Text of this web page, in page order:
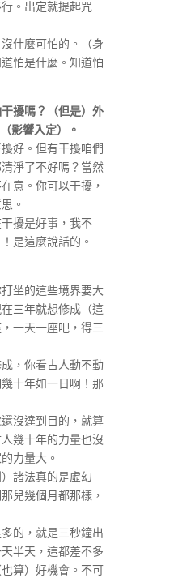
。出定就提起咒
什麼可怕的。（身
怕是什麼。知道怕
擾嗎？（但是）外
影響入定）。
好。但有干擾咱們
淨了不好嗎？當然
意。你可以干擾，
。
擾是好事，我不
是這麼說話的。
坐的這些境界要大
三年就想修成（這
一天一座吧，得三
，你看古人動不動
十年如一日啊！那
沒達到目的，就算
幾十年的力量也沒
力量大。
諸法真的是虛幻
兒幾個月都那樣，
的，就是三秒鐘出
半天，這都差不多
算）好機會。不可